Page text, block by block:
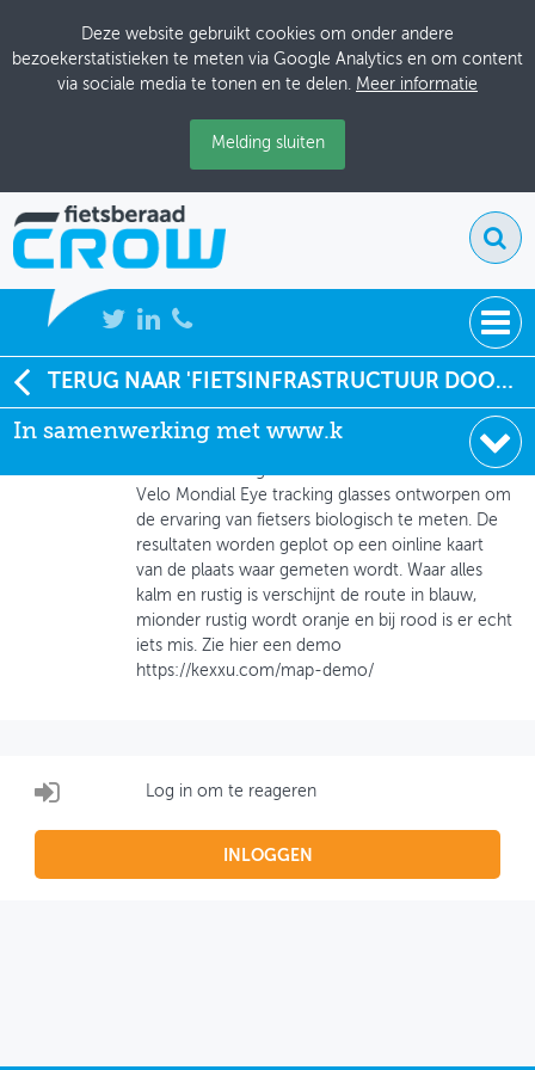
Deze website gebruikt cookies om onder andere
bezoekerstatistieken te meten via Google Analytics en om content
via sociale media te tonen en te delen. Meer informatie
Melding sluiten
NIEUWS
BIJEENKOMSTEN
KENNISBANK
ADRESSENBOEK
OVER FIETSBERAAD
THEMASITES
MIJN PROFIEL
TERUG NAAR 'FIETSINFRASTRUCTUUR DOOR DE VITUAL REALITY-BRIL BEKEKEN'
In samenwerking met www.k
Pascal van den Noort, Velo Mondial
01-11-2022 om 08:56
Velo Mondial Eye tracking glasses ontworpen om
de ervaring van fietsers biologisch te meten. De
resultaten worden geplot op een oinline kaart
van de plaats waar gemeten wordt. Waar alles
kalm en rustig is verschijnt de route in blauw,
mionder rustig wordt oranje en bij rood is er echt
iets mis. Zie hier een demo
https://kexxu.com/map-demo/
Log in om te reageren
INLOGGEN